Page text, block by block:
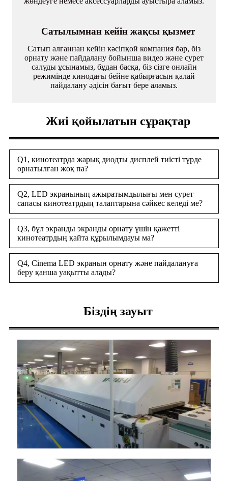
Сатылымнан кейін жақсы қызмет
Сатып алғаннан кейін кәсіпқой компания бар, біз
орнату және пайдалану бойынша видео және сурет
салуды ұсынамыз, бұдан басқа, біз сізге онлайн
режимінде кинодағы бейне қабырғасын қалай
пайдалану әдісін бағыт бере аламыз.
Жиі қойылатын сұрақтар
Q1, кинотеатрда жарық диодты дисплей тиісті түрде
орнатылған жоқ па?
Q2, LED экранының ажыратымдылығы мен сурет
сапасы кинотеатрдың талаптарына сәйкес келеді ме?
Q3, бұл экранды экранды орнату үшін қажетті
кинотеатрдың қайта құрылымдауы ма?
Q4, Cinema LED экранын орнату және пайдалануға
беру қанша уақытты алады?
Біздің зауыт